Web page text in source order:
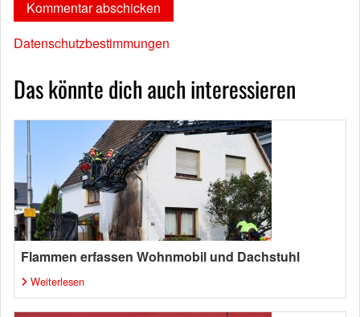
Datenschutzbestimmungen
Das könnte dich auch interessieren
Flammen erfassen Wohnmobil und Dachstuhl
Weiterlesen